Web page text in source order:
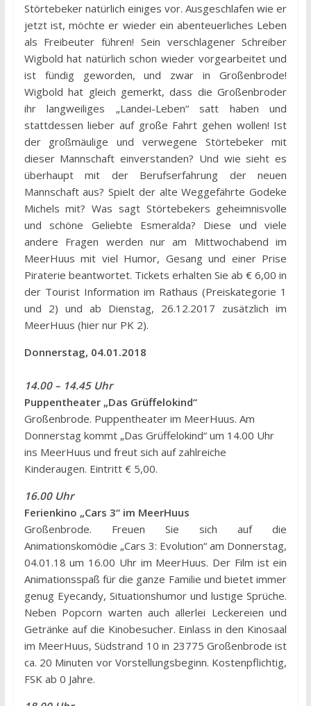
Störtebeker natürlich einiges vor. Ausgeschlafen wie er
jetzt ist, möchte er wieder ein abenteuerliches Leben
als Freibeuter führen! Sein verschlagener Schreiber
Wigbold hat natürlich schon wieder vorgearbeitet und
ist fündig geworden, und zwar in Großenbrode!
Wigbold hat gleich gemerkt, dass die Großenbroder
ihr langweiliges „Landei-Leben“ satt haben und
stattdessen lieber auf große Fahrt gehen wollen! Ist
der großmäulige und verwegene Störtebeker mit
dieser Mannschaft einverstanden? Und wie sieht es
überhaupt mit der Berufserfahrung der neuen
Mannschaft aus? Spielt der alte Weggefährte Godeke
Michels mit? Was sagt Störtebekers geheimnisvolle
und schöne Geliebte Esmeralda? Diese und viele
andere Fragen werden nur am Mittwochabend im
MeerHuus mit viel Humor, Gesang und einer Prise
Piraterie beantwortet. Tickets erhalten Sie ab € 6,00 in
der Tourist Information im Rathaus (Preiskategorie 1
und 2) und ab Dienstag, 26.12.2017 zusätzlich im
MeerHuus (hier nur PK 2).
Donnerstag, 04.01.2018
14.00 – 14.45 Uhr
Puppentheater „Das Grüffelokind“
Großenbrode. Puppentheater im MeerHuus. Am
Donnerstag kommt „Das Grüffelokind“ um 14.00 Uhr
ins MeerHuus und freut sich auf zahlreiche
Kinderaugen. Eintritt € 5,00.
16.00 Uhr
Ferienkino „Cars 3“ im MeerHuus
Großenbrode. Freuen Sie sich auf die
Animationskomödie „Cars 3: Evolution“ am Donnerstag,
04.01.18 um 16.00 Uhr im MeerHuus. Der Film ist ein
Animationsspaß für die ganze Familie und bietet immer
genug Eyecandy, Situationshumor und lustige Sprüche.
Neben Popcorn warten auch allerlei Leckereien und
Getränke auf die Kinobesucher. Einlass in den Kinosaal
im MeerHuus, Südstrand 10 in 23775 Großenbrode ist
ca. 20 Minuten vor Vorstellungsbeginn. Kostenpflichtig,
FSK ab 0 Jahre.